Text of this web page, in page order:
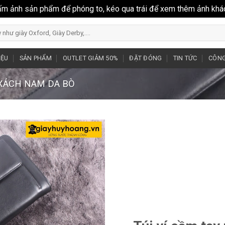
ảnh sản phẩm để phóng to, kéo qua trái để xem thêm ảnh
SẢN PHẨM OUTLET GIẢM 50% ĐẶT ĐÓNG TIN TỨC
NAM DA BÒ